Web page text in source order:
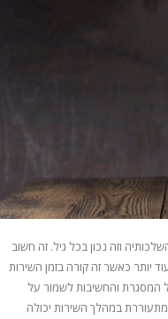
וזה נכון בכל גיל. זה חשוב
יותר כאשר זה קורה בזמן השירות
המסגרת והחשיבות לשמור על
במהלך השירות יכולה